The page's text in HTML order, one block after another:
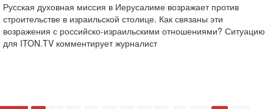
Русская духовная миссия в Иерусалиме возражает против
строительстве в израильской столице. Как связаны эти
возражения с российско-израильскими отношениями? Ситуацию
для ITON.TV комментирует журналист